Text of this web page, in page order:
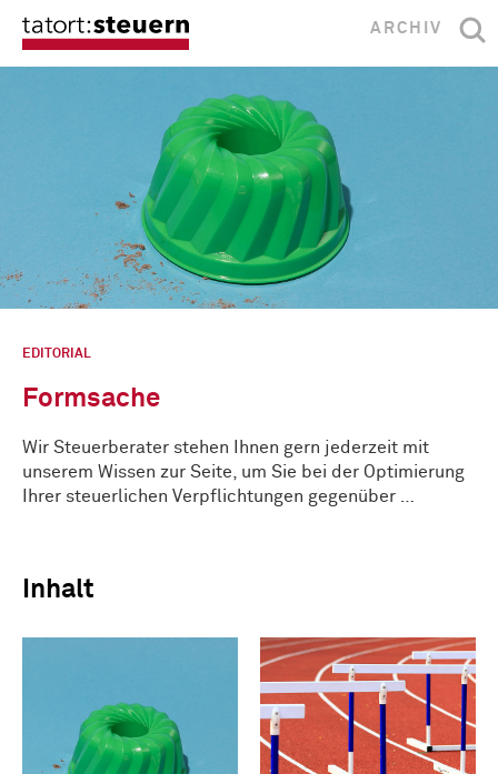
ARCHIV
EDITORIAL
Formsache
Wir Steuerberater stehen Ihnen gern jederzeit mit
unserem Wissen zur Seite, um Sie bei der Optimierung
Ihrer steuerlichen Verpflichtungen gegenüber …
Inhalt